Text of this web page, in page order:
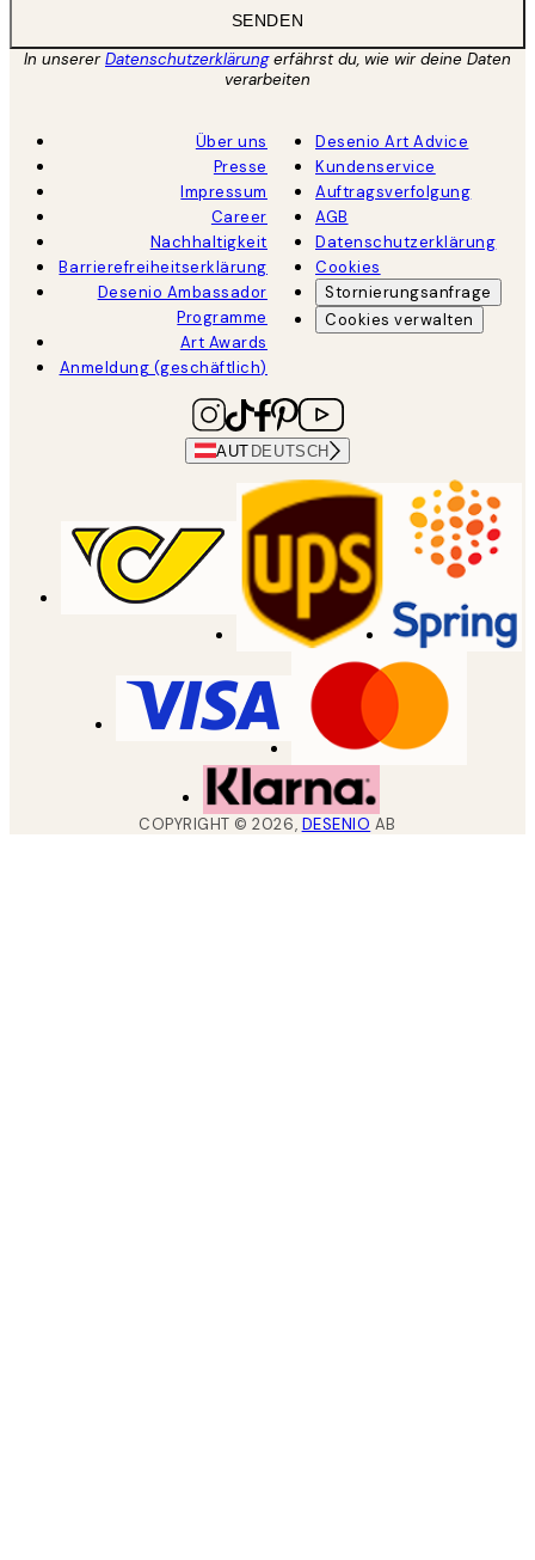
SENDEN
In unsererDatenschutzerklärungerfährst du, wie wir deine Daten
verarbeiten
Über uns
Presse
Impressum
Career
Nachhaltigkeit
Barrierefreiheitserklärung
Desenio Ambassador
Programme
Art Awards
Anmeldung (geschäftlich)
Desenio Art Advice
Kundenservice
Auftragsverfolgung
AGB
Datenschutzerklärung
Cookies
Stornierungsanfrage
Cookies verwalten
AUT DEUTSCH
COPYRIGHT ©2026, DESENIO AB